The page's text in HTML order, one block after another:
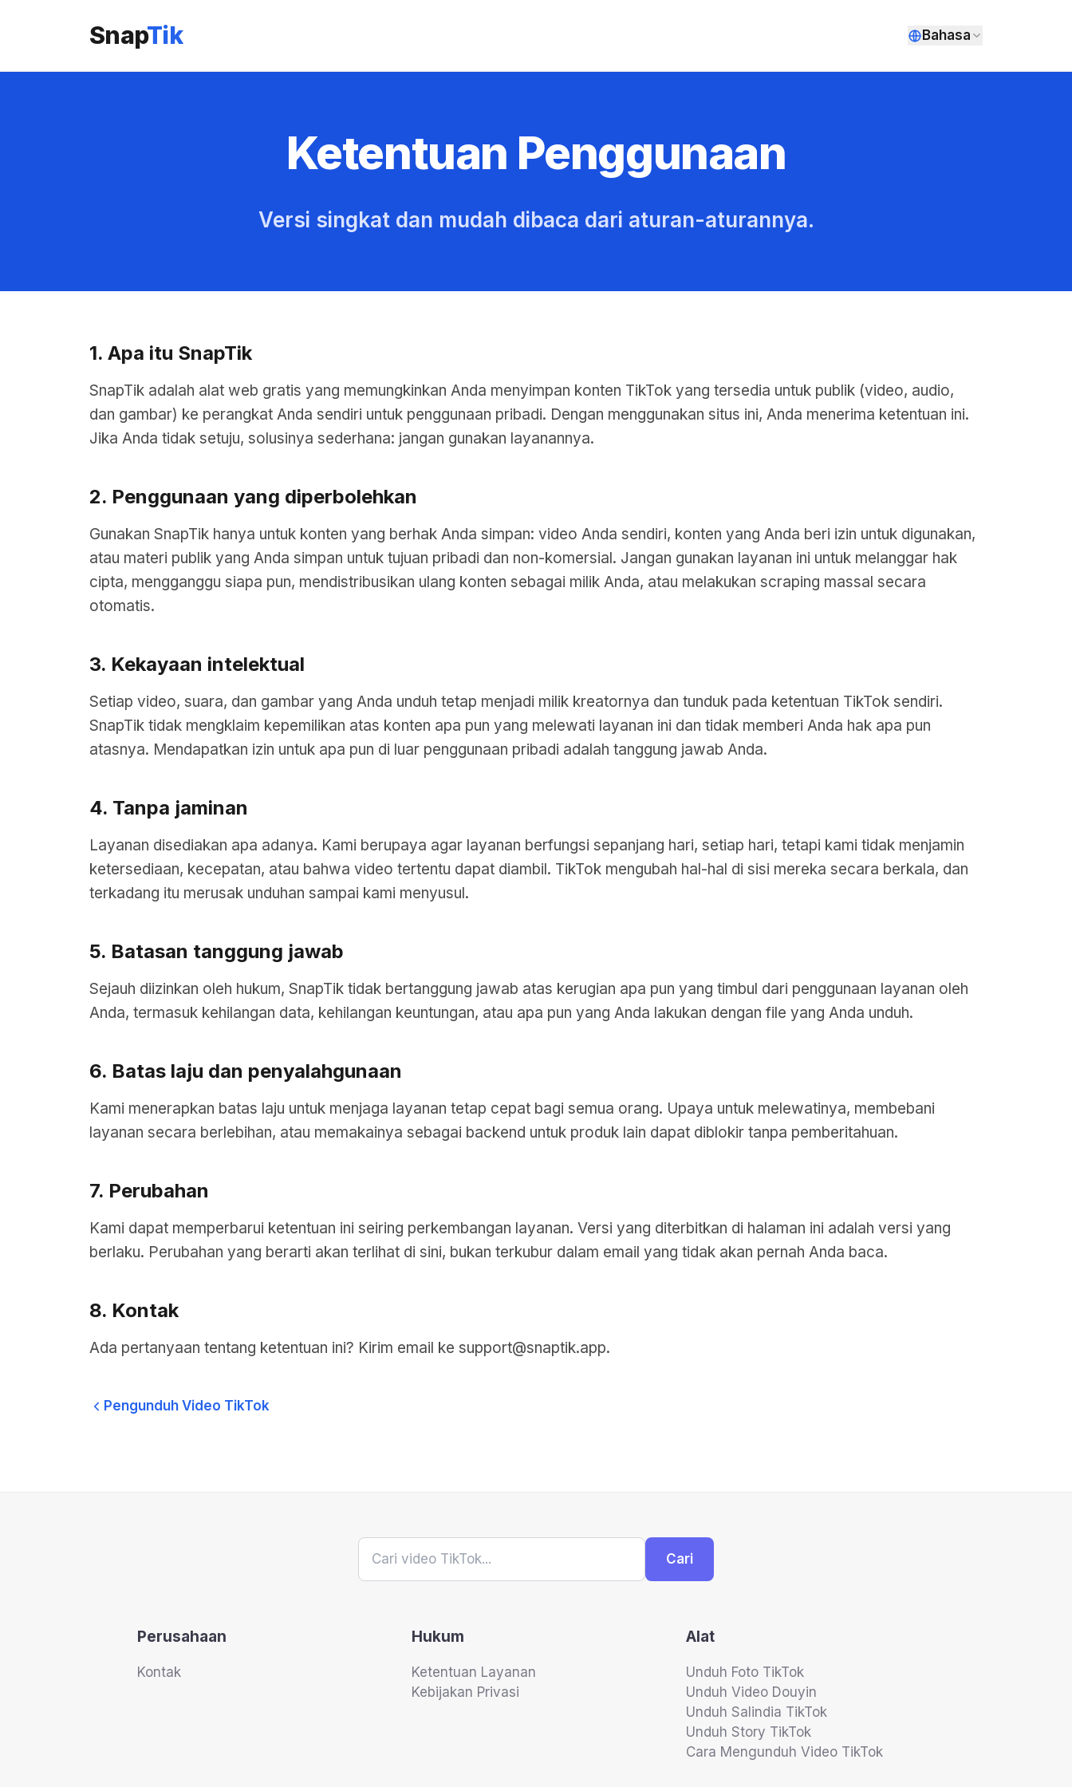
SnapTik Bahasa
Ketentuan Penggunaan
Versi singkat dan mudah dibaca dari aturan-aturannya.
1. Apa itu SnapTik
SnapTik adalah alat web gratis yang memungkinkan Anda menyimpan konten TikTok yang tersedia untuk publik (video, audio,
dan gambar) ke perangkat Anda sendiri untuk penggunaan pribadi. Dengan menggunakan situs ini, Anda menerima ketentuan ini.
Jika Anda tidak setuju, solusinya sederhana: jangan gunakan layanannya.
2. Penggunaan yang diperbolehkan
Gunakan SnapTik hanya untuk konten yang berhak Anda simpan: video Anda sendiri, konten yang Anda beri izin untuk digunakan,
atau materi publik yang Anda simpan untuk tujuan pribadi dan non-komersial. Jangan gunakan layanan ini untuk melanggar hak
cipta, mengganggu siapa pun, mendistribusikan ulang konten sebagai milik Anda, atau melakukan scraping massal secara
otomatis.
3. Kekayaan intelektual
Setiap video, suara, dan gambar yang Anda unduh tetap menjadi milik kreatornya dan tunduk pada ketentuan TikTok sendiri.
SnapTik tidak mengklaim kepemilikan atas konten apa pun yang melewati layanan ini dan tidak memberi Anda hak apa pun
atasnya. Mendapatkan izin untuk apa pun di luar penggunaan pribadi adalah tanggung jawab Anda.
4. Tanpa jaminan
Layanan disediakan apa adanya. Kami berupaya agar layanan berfungsi sepanjang hari, setiap hari, tetapi kami tidak menjamin
ketersediaan, kecepatan, atau bahwa video tertentu dapat diambil. TikTok mengubah hal-hal di sisi mereka secara berkala, dan
terkadang itu merusak unduhan sampai kami menyusul.
5. Batasan tanggung jawab
Sejauh diizinkan oleh hukum, SnapTik tidak bertanggung jawab atas kerugian apa pun yang timbul dari penggunaan layanan oleh
Anda, termasuk kehilangan data, kehilangan keuntungan, atau apa pun yang Anda lakukan dengan file yang Anda unduh.
6. Batas laju dan penyalahgunaan
Kami menerapkan batas laju untuk menjaga layanan tetap cepat bagi semua orang. Upaya untuk melewatinya, membebani
layanan secara berlebihan, atau memakainya sebagai backend untuk produk lain dapat diblokir tanpa pemberitahuan.
7. Perubahan
Kami dapat memperbarui ketentuan ini seiring perkembangan layanan. Versi yang diterbitkan di halaman ini adalah versi yang
berlaku. Perubahan yang berarti akan terlihat di sini, bukan terkubur dalam email yang tidak akan pernah Anda baca.
8. Kontak
Ada pertanyaan tentang ketentuan ini? Kirim email ke support@snaptik.app.
Pengunduh Video TikTok
Cari
Perusahaan
Kontak
Hukum
Ketentuan Layanan
Kebijakan Privasi
Alat
Unduh Foto TikTok
Unduh Video Douyin
Unduh Salindia TikTok
Unduh Story TikTok
Cara Mengunduh Video TikTok